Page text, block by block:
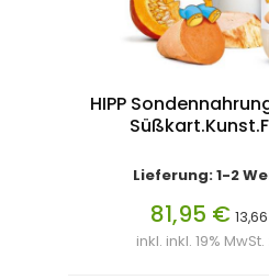
HIPP
Lieferung: 1-2
81,95 €
inkl. inkl. 19%